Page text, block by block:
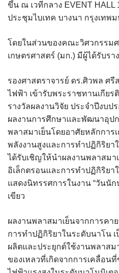
ขึ้น ณ เวทีกลาง EVENT
ประชุมไบเทค บางนา กรุงเทพ
โดยในส่วนของคณะวิศวกรรม
เกษตรศาสตร์ (มก.) มีผู้ได้รับรา
รองศาสตราจารย์ ดร.ศิวพล ศ
ไฟฟ้า เข้ารับพระราชทานเกียร
รางวัลผลงานวิจัย ประจำปีงบ
ผลงานการศึกษาและพัฒนาอุป
พลาสมาเย็นโดยอาศัยหลักการ
พลังงานสูงและการทำปฏิกิริย
ได้รับเชิญให้นำผลงานพลาสมา
อิเล็กตรอนและการทำปฏิกิริยา
แสดงนิทรรศการในงาน “วันนั
เขียว
ผลงานพลาสมาเย็นจากการคา
การทำปฏิกิริยาในระดับนาโน
ผลิตและประยุกต์ใช้งานพลาสม
ของเหลวที่เกิดจากการเคลื่อน